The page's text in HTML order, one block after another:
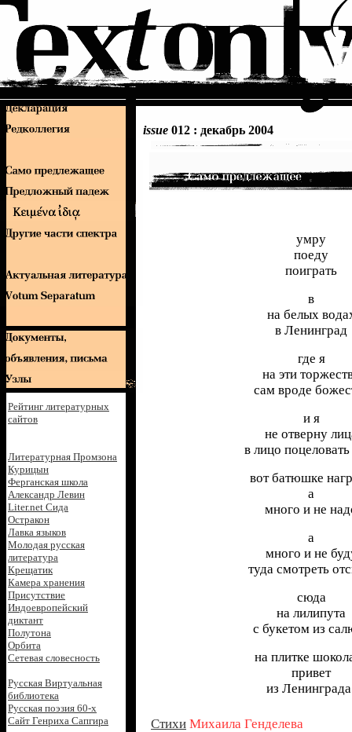
issue 012 : декабрь 2004
Рейтинг литературных
сайтов
Литературная Промзона
Курицын
Ферганская школа
Александр Левин
Liter.net Сида
Остракон
Лавка языков
Молодая русская
литература
Крещатик
Камера хранения
Присутствие
Индоевропейский
диктант
Полутона
Орбита
Сетевая словесность
Русская Виртуальная
библиотека
Русская поэзия 60-х
Сайт Генриха Сапгира
умру
поеду
поиграть
в
на белых
в Ленинград
где я
на эти
сам вроде
и я
не отверну
в лицо поцеловать
вот батюшке
а
много и не
а
много и не
туда смотреть
сюда
на лилипута
с букетом из
на плитке
привет
из
Стихи Михаила Генделева